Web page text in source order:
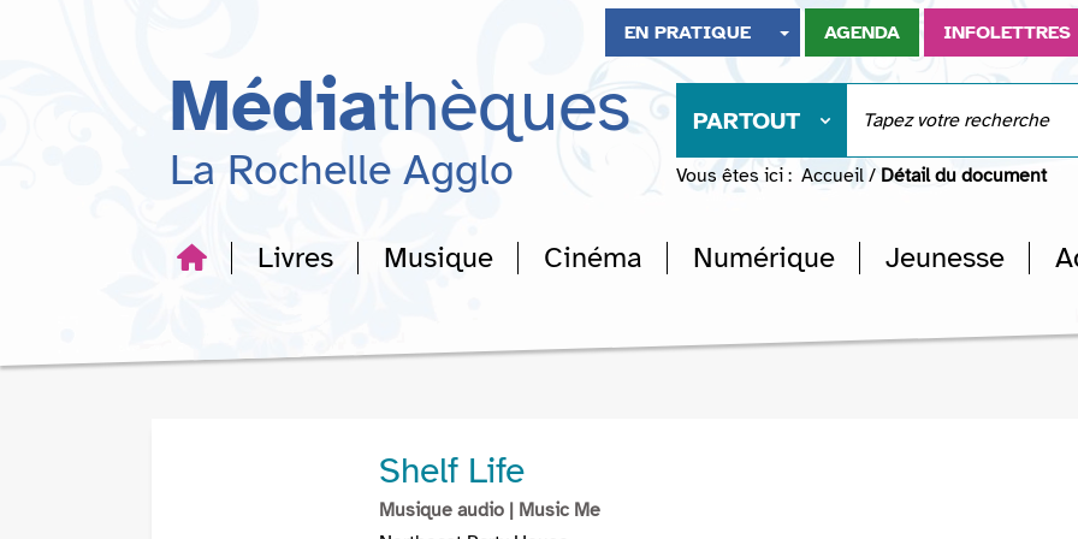
recherche
EN PRATIQUE AGENDA INFOLETTRES
Médiathèques
La Rochelle Agglo
PARTOUT
Vous êtes ici : Accueil / Détail du document
Livres Musique Cinéma Numérique Jeunesse
Shelf Life
Musique audio | Music Me